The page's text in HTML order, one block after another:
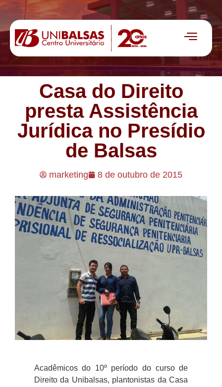
Casa do Direito
presta Assistência
Jurídica no Presídio
de Balsas
marketing 8 de outubro de 2015
Acadêmicos do 10º período do curso de
Direito da Unibalsas, plantonistas da Casa